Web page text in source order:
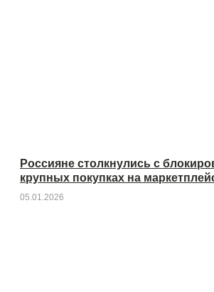
Россияне столкнулись с
крупных покупках на
05.01.2026